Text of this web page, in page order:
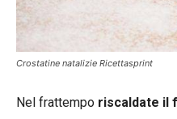
Crostatine natalizie Ricettasprint
Nel frattempo riscaldate il